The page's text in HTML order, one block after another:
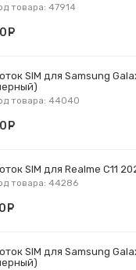
товара: 47914
SIM для Samsung
товара: 44040
SIM для Realme C11
товара: 44286
SIM для Samsung